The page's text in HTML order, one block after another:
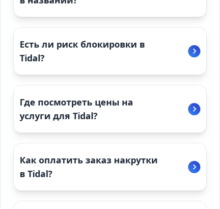
Есть ли риск блокировки в
Tidal?
Где посмотреть цены на
услуги для Tidal?
Как оплатить заказ накрутки
в Tidal?